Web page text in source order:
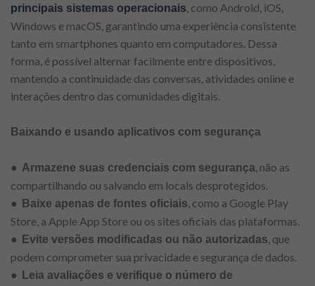
principais sistemas operacionais, como Android, iOS,
Windows e macOS, garantindo uma experiência consistente
tanto em smartphones quanto em computadores. Dessa
forma, é possível alternar facilmente entre dispositivos,
mantendo a continuidade das conversas, atividades online e
interações dentro das comunidades digitais.
Baixando e usando aplicativos com segurança
● Armazene suas credenciais com segurança, não as
compartilhando ou salvando em locais desprotegidos.
●
Baixe apenas de fontes oficiais, como a Google Play
Store, a Apple App Store ou os sites oficiais das plataformas.
●
Evite versões modificadas ou não autorizadas, que
podem comprometer sua privacidade e segurança de dados.
●
Leia avaliações e verifique o número de